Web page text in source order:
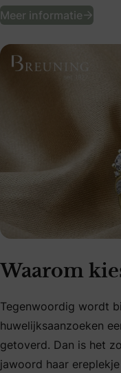
Meer informatie
Waarom
Tegenwoordig wordt
huwelijksaanzoeken
getoverd. Dan is het
jawoord haar